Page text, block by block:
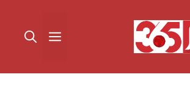
القائمة